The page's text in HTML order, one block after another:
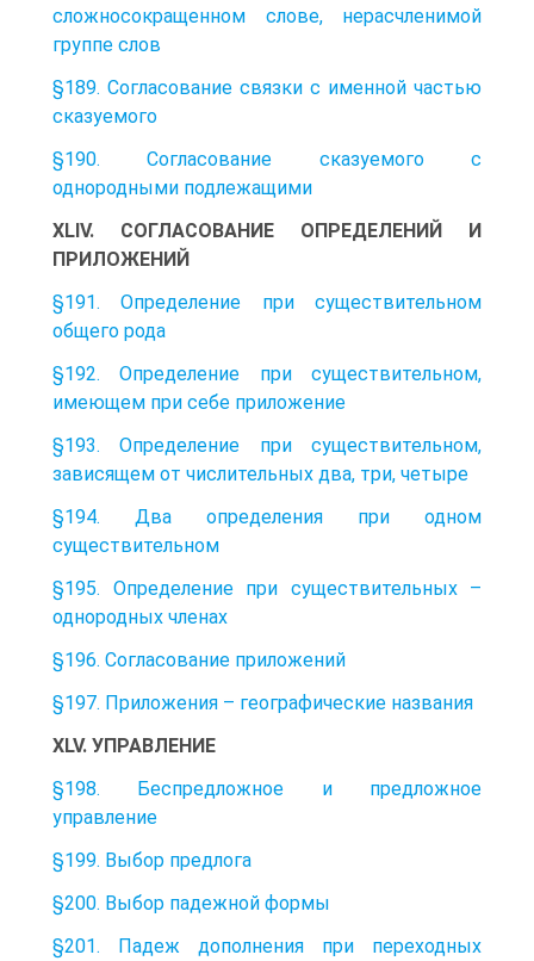
сложносокращенном слове, нерасчленимой
группе слов
§189. Согласование связки с именной частью
сказуемого
§190. Согласование сказуемого с
однородными подлежащими
XLIV. СОГЛАСОВАНИЕ ОПРЕДЕЛЕНИЙ И
ПРИЛОЖЕНИЙ
§191. Определение при существительном
общего рода
§192. Определение при существительном,
имеющем при себе приложение
§193. Определение при существительном,
зависящем от числительных два, три, четыре
§194. Два определения при одном
существительном
§195. Определение при существительных –
однородных членах
§196. Согласование приложений
§197. Приложения – географические названия
XLV. УПРАВЛЕНИЕ
§198. Беспредложное и предложное
управление
§199. Выбор предлога
§200. Выбор падежной формы
§201. Падеж дополнения при переходных